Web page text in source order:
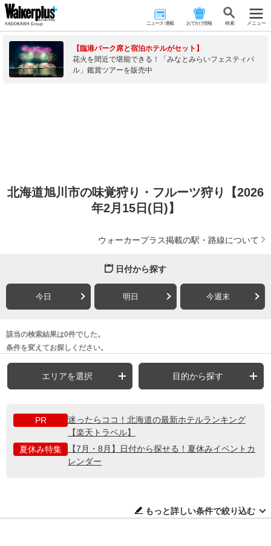
ニュース･連載 おでかけ情報 検 索 メニュー
【臨港パーク席と宿泊ホテルがセット】
花火を間近で堪能できる！「みなとみらいフェスティバ
ル」鑑賞ツアーを販売中
北海道旭川市の味覚狩り・フルーツ狩り【2026
年2月15日(日)】
ウォーカープラス掲載の駅・路線について
日付から探す
今日 明日 今週末
該当の検索結果は0件でした。
条件を変えてお探しください。
エリアを選択 目的から探す
PR
迷ったらココ！北海道の最新ホテルランキング
【楽天トラベル】
夏休み特集
【7月・8月】日付から探せる！夏休みイベントカ
レンダー
もっと詳しい条件で絞り込む